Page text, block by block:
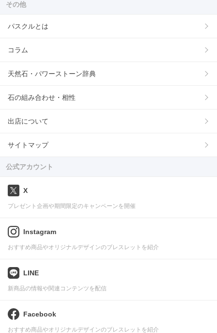
その他
パスクルとは
コラム
天然石・パワーストーン辞典
石の組み合わせ・相性
出店について
サイトマップ
公式アカウント
X
プレゼント企画や期間限定のキャンペーンを開催
Instagram
おすすめ商品やオリジナルデザインのブレスレットを紹介
LINE
新商品の情報や関連コンテンツを配信
Facebook
おすすめ商品やオリジナルデザインのブレスレットを紹介